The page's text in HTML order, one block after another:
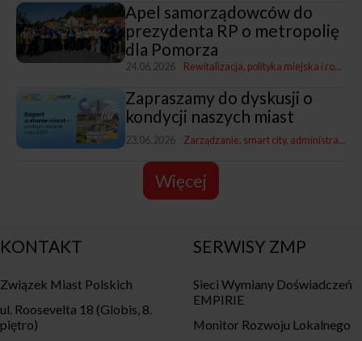
Apel samorządowców do
prezydenta RP o metropolię
dla Pomorza
24.06.2026 Rewitalizacja, polityka miejska i rozwój
Zapraszamy do dyskusji o
kondycji naszych miast
23.06.2026 Zarządzanie, smart city, administracja
Więcej
KONTAKT
Związek Miast Polskich
ul. Roosevelta 18 (Globis, 8.
piętro)
SERWISY ZMP
Sieci Wymiany Doświadczeń
EMPIRIE
Monitor Rozwoju Lokalnego